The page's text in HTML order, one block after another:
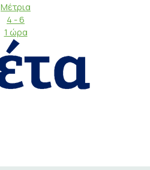
Μέτρια
4 - 6
1 ώρα